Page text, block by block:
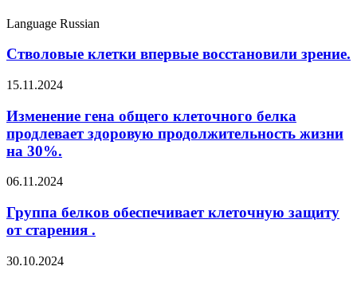
Language Russian
Стволовые клетки впервые восстановили зрение.
15.11.2024
Изменение гена общего клеточного белка
продлевает здоровую продолжительность жизни
на 30%.
06.11.2024
Группа белков обеспечивает клеточную защиту
от старения .
30.10.2024